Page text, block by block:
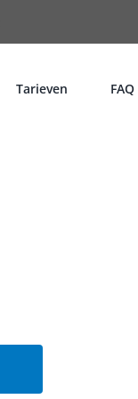
Tarieven FAQ